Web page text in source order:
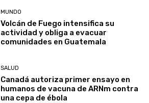
MUNDO
Volcán de Fuego intensifica su
actividad y obliga a evacuar
comunidades en Guatemala
SALUD
Canadá autoriza primer ensayo en
humanos de vacuna de ARNm contra
una cepa de ébola